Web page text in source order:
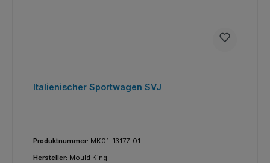
Italienischer Sportwagen SVJ
Produktnummer: MK01-13177-01
Hersteller: Mould King